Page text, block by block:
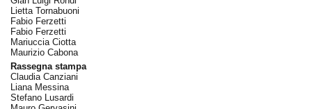
Lietta Tornabuoni
Fabio Ferzetti
Fabio Ferzetti
Mariuccia Ciotta
Maurizio Cabona
Rassegna stampa
Claudia Canziani
Liana Messina
Stefano Lusardi